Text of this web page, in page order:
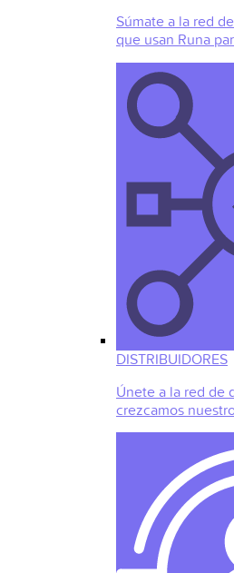
Súmate a la red
que usan Runa
DISTRIBUIDORES
Únete a la red de
crezcamos